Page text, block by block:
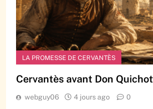
LA PROMESSE DE CERVANTÈS
Cervantès avant Don
webguy06 4 jours ago 0